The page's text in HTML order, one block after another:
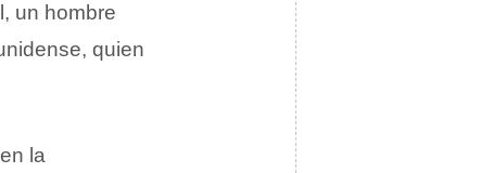
un hombre
quien
la